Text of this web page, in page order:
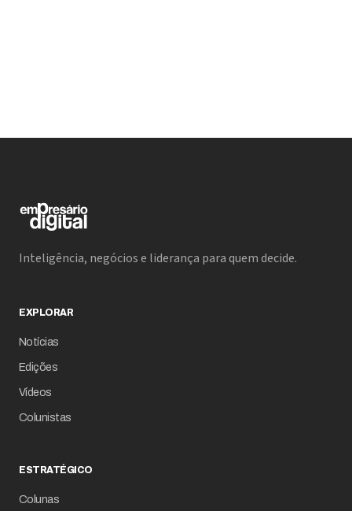
Inteligência, negócios e liderança para quem decide.
EXPLORAR
Notícias
Edições
Vídeos
Colunistas
ESTRATÉGICO
Colunas